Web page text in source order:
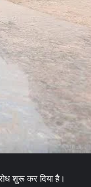
शुरू कर दिया है।